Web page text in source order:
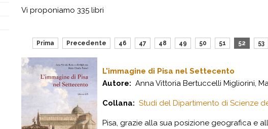
Vi proponiamo 335 libri
Prima Precedente 46 47 48 49 50 51 52 53
L'immagine di Pisa nel Settecento
Autore: Anna Vittoria Bertuccelli Migliorini,
Collana: Studi del Dipartimento di Scienze
Pisa, grazie alla sua posizione geografica e